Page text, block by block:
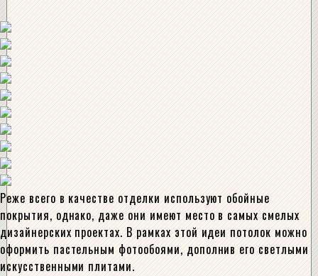
Реже всего в качестве отделки используют обойные
покрытия, однако, даже они имеют место в самых смелых
дизайнерских проектах. В рамках этой идеи потолок можно
оформить пастельным фотообоями, дополнив его светлыми
искусственными плитами.